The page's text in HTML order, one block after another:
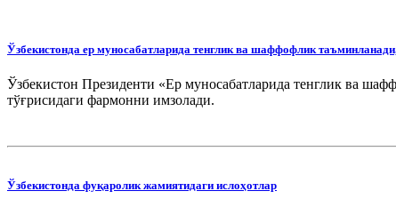
Ўзбекистонда ер муносабатларида тенглик ва шаффофлик
Ўзбекистон Президенти «Ер муносабатларида тенглик ва
тўғрисидаги фармонни имзолади.
Ўзбекистонда фуқаролик жамиятидаги ислоҳотлар